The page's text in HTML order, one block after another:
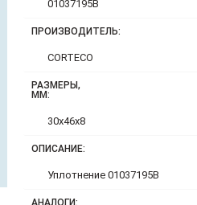
01037195B
ПРОИЗВОДИТЕЛЬ:
CORTECO
РАЗМЕРЫ,
ММ:
30x46x8
ОПИСАНИЕ:
Уплотнение 01037195B
АНАЛОГИ: